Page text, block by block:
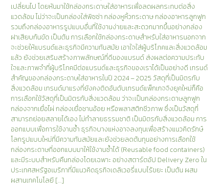
เปลี่ยนไป โดยหันมาใช้กล่องกระดาษใส่อาหารเพื่อลดผลกระทบต่อสิ่ง
แวดล้อม ไม่ว่าจะเป็นกล่องใส่พิซซ่า กล่องหูหิ้วกระดาษ กล่องอาหารลูกฟูก
รวมถึงกล่องอาหารรูปแบบอื่นที่ใช้งานง่ายและสะดวกมากขึ้นอย่างกล่อง
ฝาเสียบก้นขัด เป็นต้น การเลือกใช้กล่องกระดาษสำหรับใส่อาหารนอกจาก
จะช่วยให้แบรนด์และธุรกิจมีความทันสมัย เอาใจใส่ผู้บริโภคและสิ่งแวดล้อม
แล้ว ยังช่วยเสริมสร้างภาพลักษณ์ที่ดีของแบรนด์ ส่งผลต่อความประทับ
ใจและภาพจำที่ผู้บริโภคมีต่อแบรนด์และธุรกิจของเราได้เป็นอย่างดี เทรนด์
สำคัญของกล่องกระดาษใส่อาหารในปี 2024 – 2025 วัสดุที่เป็นมิตรกับ
สิ่งแวดล้อม เทรนด์มาแรงที่ยังคงติดอันดับเทรนด์แพ็กเกจจิงยุคใหม่ก็คือ
การเลือกใช้วัสดุที่เป็นมิตรกับสิ่งแวดล้อม ว่าจะเป็นกล่องกระดาษลูกฟูก
กล่องจากเยื่อไผ่ กล่องเยื่อชานอ้อย หรือพลาสติกชีวภาพ ซึ่งเป็นวัสดุที่
สามารถย่อยสลายได้เอง ไม่ทำลายธรรมชาติ เป็นมิตรกับสิ่งแวดล้อม การ
ออกแบบเพื่อการใช้งานซ้ำ ธุรกิจบางแห่งอาจลงทุนเพื่อสร้างแนวคิดรักษ์
โลกรูปแบบใหม่ที่มีความทันสมัยและยังช่วยลดต้นทุนอย่างการเลือกใช้
กล่องกระดาษที่ออกแบบมาให้ใช้งานซ้ำได้ (Reusable food containers)
และมีระบบสำหรับคืนกล่องโดยเฉพาะ อย่างสตาร์ตอัป Delivery Zero ใน
ประเทศสหรัฐอเมริกาที่มีแนวคิดธุรกิจเดลิเวอรี่แบบไร้ขยะ เป็นต้น ผสม
ผสานเทคโนโลยี […]